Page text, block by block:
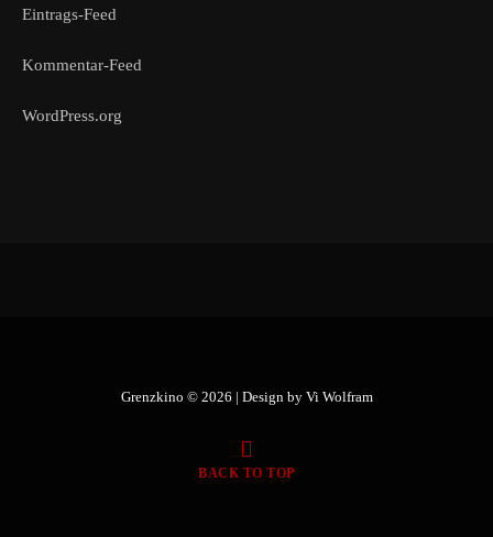
Eintrags-Feed
Kommentar-Feed
WordPress.org
Grenzkino © 2026 | Design by Vi Wolfram
BACK TO TOP